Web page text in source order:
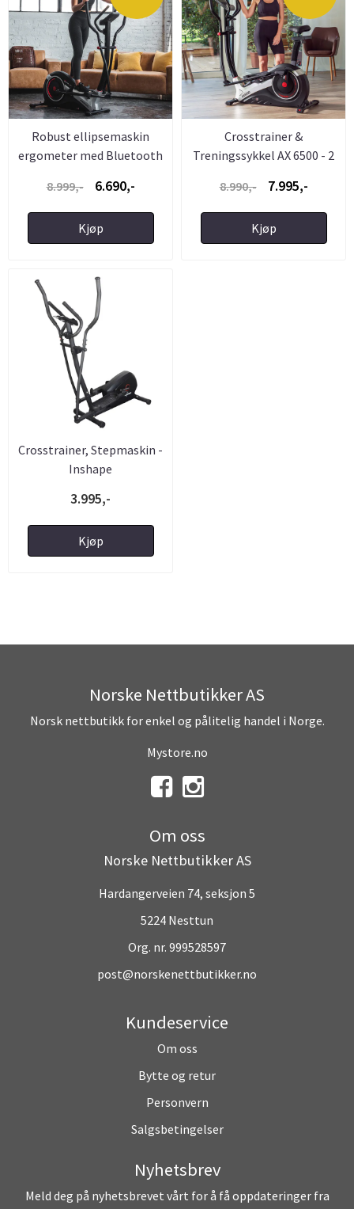
Robust ellipsemaskin
ergometer med Bluetooth
8.999,- 6.690,-
Kjøp
Crosstrainer &
Treningssykkel AX 6500 - 2
8.990,- 7.995,-
Kjøp
Crosstrainer, Stepmaskin -
Inshape
3.995,-
Kjøp
Norske Nettbutikker AS
Norsk nettbutikk for enkel og pålitelig handel i Norge.
Mystore.no
Om oss
Norske Nettbutikker AS
Hardangerveien 74, seksjon 5
5224 Nesttun
Org. nr. 999528597
post@norskenettbutikker.no
Kundeservice
Om oss
Bytte og retur
Personvern
Salgsbetingelser
Nyhetsbrev
Meld deg på nyhetsbrevet vårt for å få oppdateringer fra